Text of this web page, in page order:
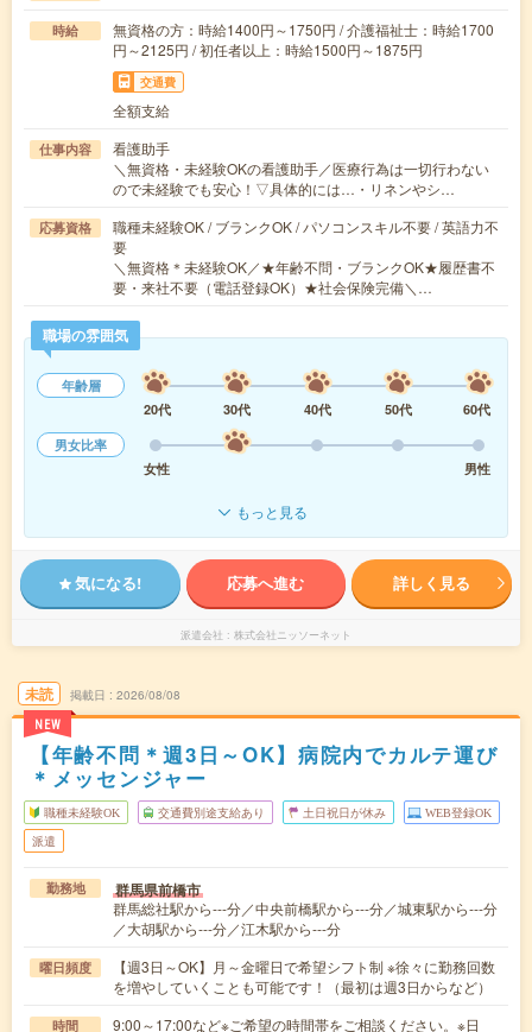
時給
無資格の方：時給1400円～1750円 / 介護福祉士：時給1700
円～2125円 / 初任者以上：時給1500円～1875円
交通費
全額支給
仕事内容
看護助手
＼無資格・未経験OKの看護助手／医療行為は一切行わない
ので未経験でも安心！▽具体的には…・リネンやシ…
応募資格
職種未経験OK / ブランクOK / パソコンスキル不要 / 英語力不
要
＼無資格＊未経験OK／★年齢不問・ブランクOK★履歴書不
要・来社不要（電話登録OK）★社会保険完備＼…
職場の雰囲気
年齢層
20代
30代 40代 50代
60代
男女比率
女性
男性
もっと見る
気になる! 応募へ進む 詳しく見る
派遣会社 株式会社ニッソーネット
未読
NEW
掲載日 2026/08/08
【年齢不問＊週3日～OK】病院内でカルテ運び
＊メッセンジャー
職種未経験OK 交通費別途支給あり 土日祝日が休み WEB登録OK
派遣
勤務地 群馬県前橋市
群馬総社駅から---分／中央前橋駅から---分／城東駅から---分
／大胡駅から---分／江木駅から---分
曜日頻度
【週3日～OK】月～金曜日で希望シフト制 ※徐々に勤務回数
を増やしていくことも可能です！（最初は週3日からなど）
時間
9:00～17:00など※ご希望の時間帯をご相談ください。※日